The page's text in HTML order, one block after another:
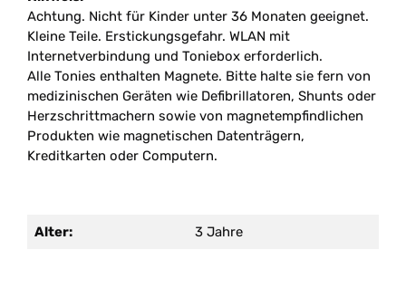
Achtung. Nicht für Kinder unter 36 Monaten geeignet.
Kleine Teile. Erstickungsgefahr. WLAN mit
Internetverbindung und Toniebox erforderlich.
Alle Tonies enthalten Magnete. Bitte halte sie fern von
medizinischen Geräten wie Defibrillatoren, Shunts oder
Herzschrittmachern sowie von magnetempfindlichen
Produkten wie magnetischen Datenträgern,
Kreditkarten oder Computern.
Alter: 3 Jahre